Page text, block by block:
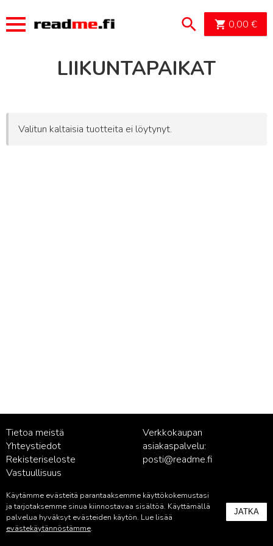
0,00 €
LIIKUNTAPAIKAT
Valitun kaltaisia tuotteita ei löytynyt.
Tietoa meistä
Yhteystiedot
Rekisteriseloste
Vastuullisuus
Verkkokaupan
asiakaspalvelu:
posti@readme.fi
Kustantamon asiakaspalvelu:
palvelu@readme.fi
Käytämme evästeitä parantaaksemme käyttökokemustasi
ja tarjotaksemme sinua kiinnostavaa sisältöä. Käyttämällä
palvelua hyväksyt evästeiden käytön. Lue lisää
evästekäytännöstämme.
JATKA